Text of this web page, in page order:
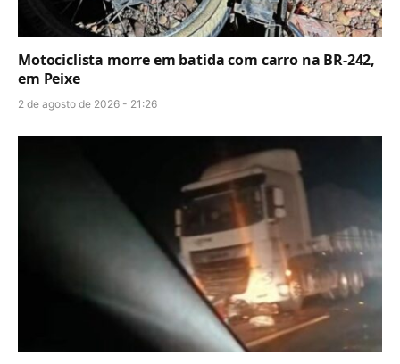
Motociclista morre em batida com carro na BR-242,
em Peixe
2 de agosto de 2026 - 21:26